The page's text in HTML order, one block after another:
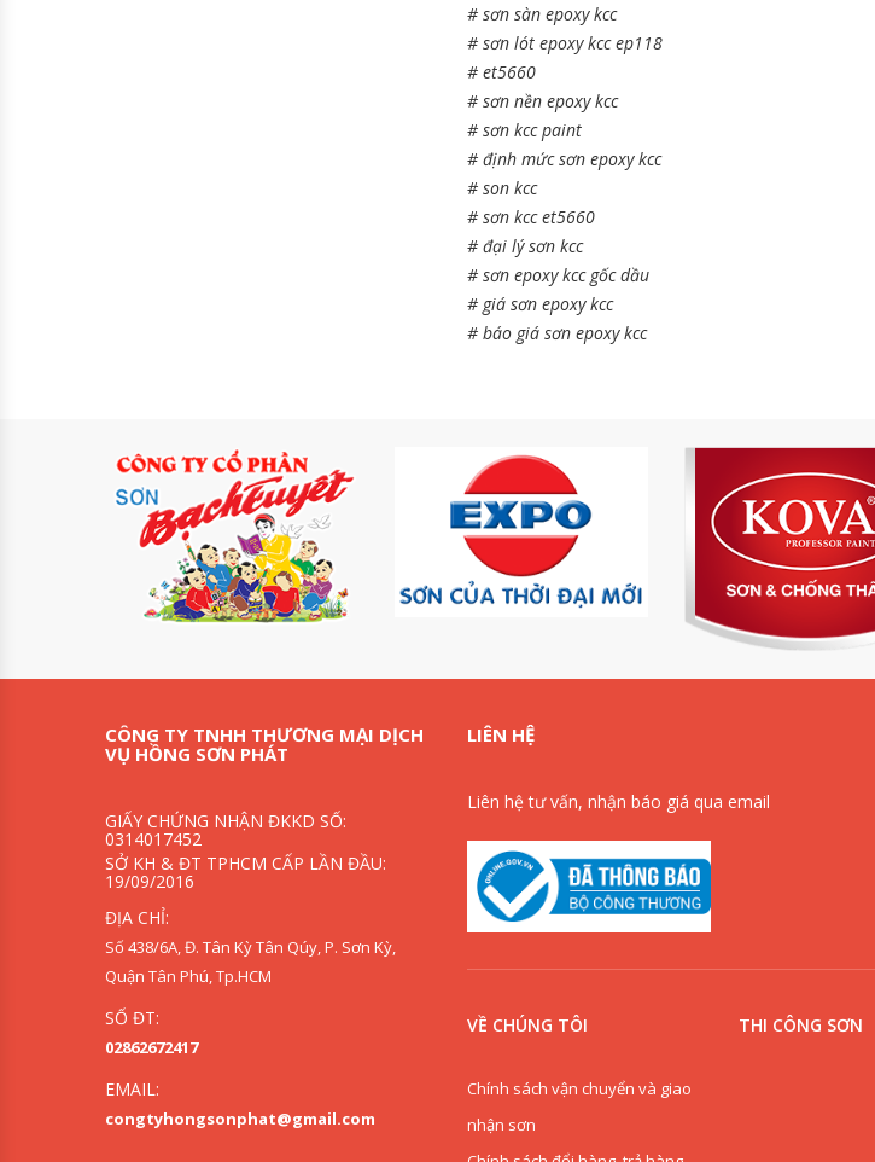
# sơn sàn epoxy kcc
# sơn lót epoxy kcc ep118
# et5660
# sơn nền epoxy kcc
# sơn kcc paint
# định mức sơn epoxy kcc
# son kcc
# sơn kcc et5660
# đại lý sơn kcc
# sơn epoxy kcc gốc dầu
# giá sơn epoxy kcc
# báo giá sơn epoxy kcc
CÔNG TY TNHH THƯƠNG MẠI DỊCH
VỤ HỒNG SƠN PHÁT
GIẤY CHỨNG NHẬN ĐKKD SỐ:
0314017452
SỞ KH & ĐT TPHCM CẤP LẦN ĐẦU:
19/09/2016
ĐỊA CHỈ:
Số 438/6A, Đ. Tân Kỳ Tân Qúy, P. Sơn Kỳ,
Quận Tân Phú, Tp.HCM
SỐ ĐT:
02862672417
EMAIL:
congtyhongsonphat@gmail.com
LIÊN HỆ
Liên hệ tư vấn, nhận báo giá qua email
VỀ CHÚNG TÔI
Chính sách vận chuyển và giao
nhận sơn
THI CÔNG SƠN